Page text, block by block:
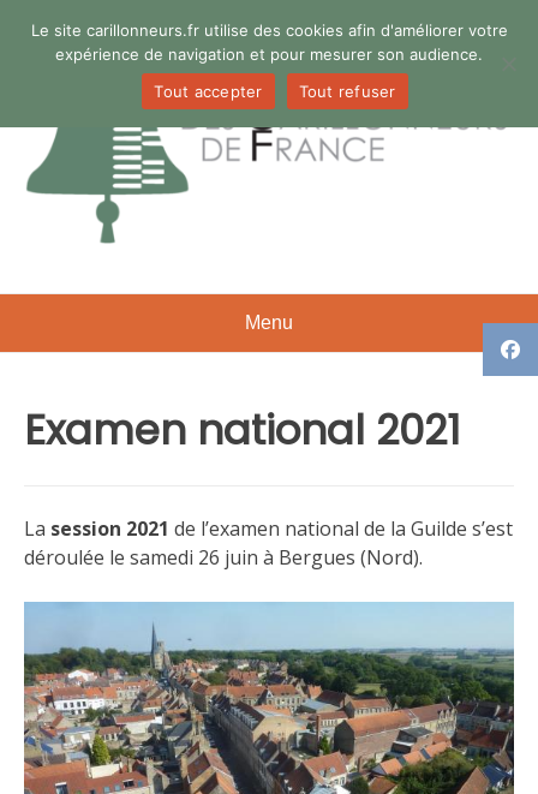
Menu
Examen national 2021
La session 2021 de l’examen national de la Guilde s’est
déroulée le samedi 26 juin à Bergues (Nord).
Le site carillonneurs.fr utilise des cookies afin d'améliorer votre
expérience de navigation et pour mesurer son audience.
Tout accepter
Tout refuser